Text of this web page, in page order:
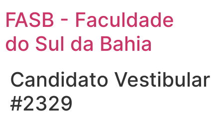
FASB - Faculdade
do Sul da Bahia
Candidato Vestibular
#2329